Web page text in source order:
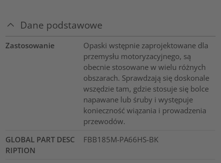
Dane podstawowe
Zastosowanie
Opaski wstępnie zaprojektowane dla
przemysłu motoryzacyjnego, są
obecnie stosowane w wielu różnych
obszarach. Sprawdzają się doskonale
wszędzie tam, gdzie stosuje się bolce
napawane lub śruby i występuje
konieczność wiązania i prowadzenia
przewodów.
GLOBAL PART DESC
RIPTION
FBB185M-PA66HS-BK